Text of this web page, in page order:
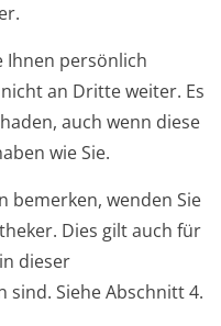
Ihnen persönlich
an Dritte weiter. Es
auch wenn diese
wie Sie.
bemerken, wenden Sie
Dies gilt auch für
dieser
sind. Siehe Abschnitt 4.